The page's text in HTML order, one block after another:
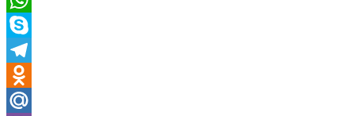
WhatsApp
Skype
Telegram
Odnoklassniki